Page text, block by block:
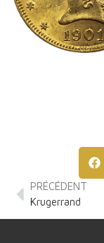
PRÉCÉDENT
Krugerrand